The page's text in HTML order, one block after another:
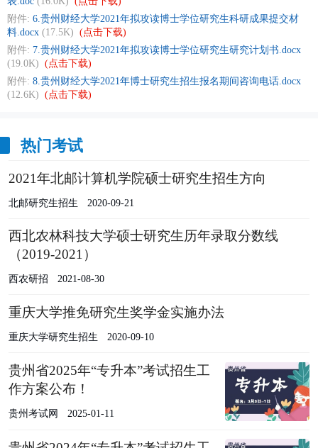
附件: 6.贵州财经大学2021年拟攻读博士学位研究生科研成果提交材
料.docx (17.5K) (点击下载)
附件: 7.贵州财经大学2021年拟攻读博士学位研究生研究计划书.docx
(19.0K) (点击下载)
附件: 8.贵州财经大学2021年博士研究生招生报名期间咨询电话.docx
(12.6K) (点击下载)
热门考试
2021年北邮计算机学院硕士研究生招生方向
北邮研究生招生 2020-09-21
西北农林科技大学硕士研究生历年录取分数线
（2019-2021）
西农研招 2021-08-30
重庆大学推免研究生奖学金实施办法
重庆大学研究生招生 2020-09-10
贵州省2025年“专升本”考试招生工
作方案公布！
贵州考试网 2025-01-11